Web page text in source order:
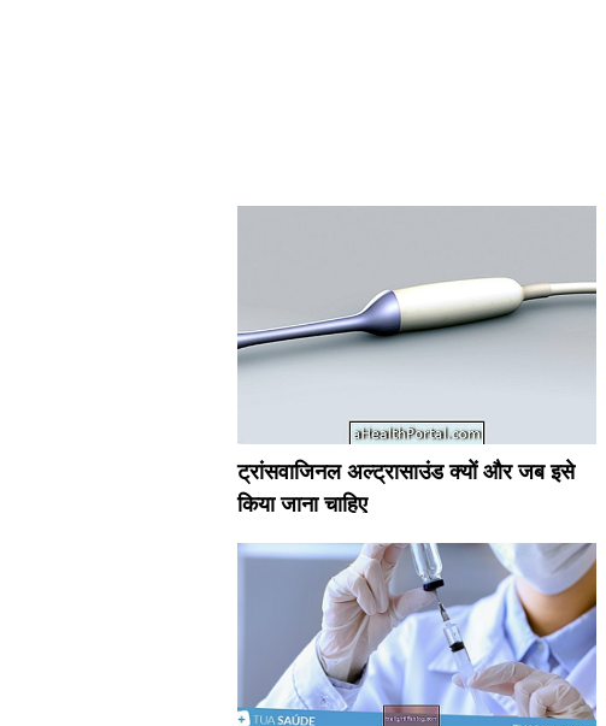
ट्रांसवाजिनल अल्ट्रासाउंड क्यों और जब इसे
किया जाना चाहिए